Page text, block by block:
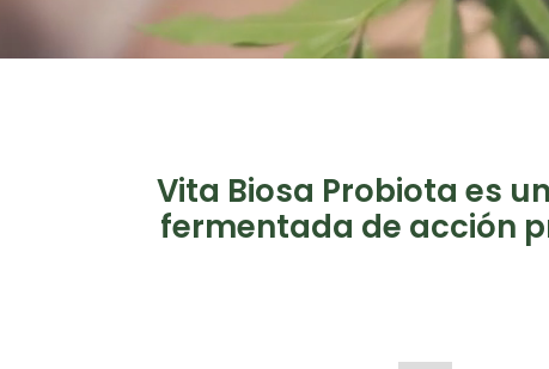
Vita Biosa Probiota es
fermentada de acción